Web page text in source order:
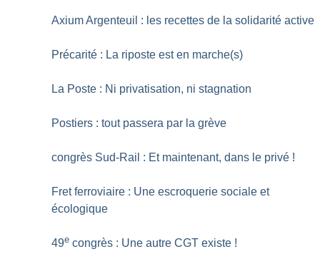
Axium Argenteuil : les recettes de la solidarité active
Précarité : La riposte est en marche(s)
La Poste : Ni privatisation, ni stagnation
Postiers : tout passera par la grève
congrès Sud-Rail : Et maintenant, dans le privé !
Fret ferroviaire : Une escroquerie sociale et
écologique
49e congrès : Une autre CGT existe !